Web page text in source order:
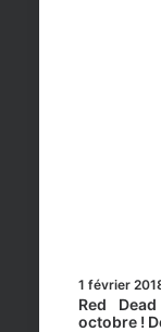
1 février
Red
octobre !